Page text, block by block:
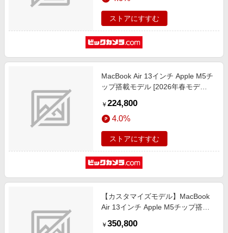
ストアにすすむ
MacBook Air 13インチ Apple M5チ
ップ搭載モデル [2026年春モデ
CPUと8コアGPU] シルバー
MDH74J/A
￥ 224,800
4.0%
ストアにすすむ
【カスタマイズモデル】MacBook
Air 13インチ Apple M5チップ搭載
メモリ32GB/10コアCPUと10コア
￥ 350,800